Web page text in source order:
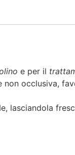
e per il
occlusiva,
lasciandola